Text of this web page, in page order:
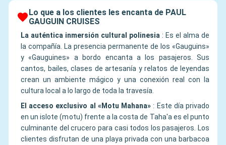
Lo que a los clientes les encanta de PAUL
GAUGUIN CRUISES
La auténtica inmersión cultural polinesia : Es el alma de
la compañía. La presencia permanente de los «Gauguins»
y «Gauguines» a bordo encanta a los pasajeros. Sus
cantos, bailes, clases de artesanía y relatos de leyendas
crean un ambiente mágico y una conexión real con la
cultura local a lo largo de toda la travesía.
El acceso exclusivo al «Motu Mahana» : Este día privado
en un islote (motu) frente a la costa de Taha'a es el punto
culminante del crucero para casi todos los pasajeros. Los
clientes disfrutan de una playa privada con una barbacoa